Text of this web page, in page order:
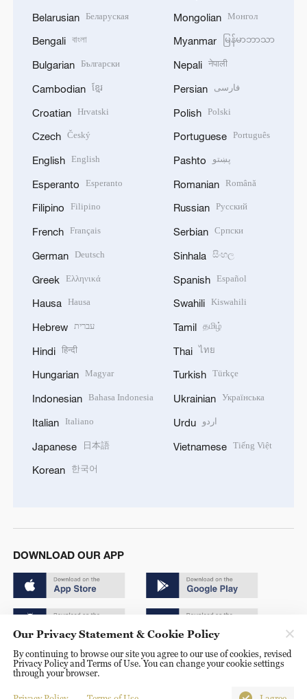
Belarusian Беларуская
Bengali বাংলা
Bulgarian Български
Cambodian ខ្មែរ
Croatian Hrvatski
Czech Český
English English
Esperanto Esperanto
Filipino Filipino
French Français
German Deutsch
Greek Ελληνικά
Hausa Hausa
Hebrew עברית
Hindi हिन्दी
Hungarian Magyar
Indonesian Bahasa Indonesia
Italian Italiano
Japanese 日本語
Korean 한국어
Mongolian Монгол
Myanmar မြန်မာဘာသာ
Nepali नेपाली
Persian فارسی
Polish Polski
Portuguese Português
Pashto پښتو
Romanian Română
Russian Русский
Serbian Српски
Sinhala සිංහල
Spanish Español
Swahili Kiswahili
Tamil தமிழ்
Thai ไทย
Turkish Türkçe
Ukrainian Українська
Urdu اردو
Vietnamese Tiếng Việt
DOWNLOAD OUR APP
Copyright © 2024 CGTN.
京ICP备20000184号
Our Privacy Statement & Cookie Policy
By continuing to browse our site you agree to our use of cookies, revised
Privacy Policy and Terms of Use. You can change your cookie settings
through your browser.